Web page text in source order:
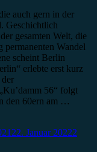
auch gern in der
Geschichtlich
gesamten Welt, die
permanenten Wandel
scheint Berlin
erlebte erst kurz
56“ folgt
den 60ern am …
22. Januar 20222